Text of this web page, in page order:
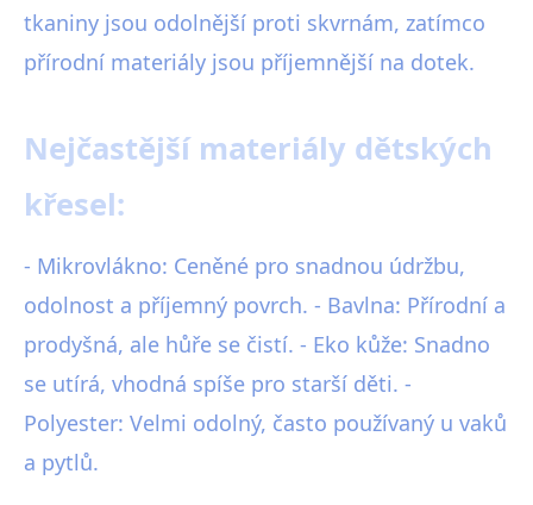
tkaniny jsou odolnější proti skvrnám, zatímco
přírodní materiály jsou příjemnější na dotek.
Nejčastější materiály dětských
křesel:
- Mikrovlákno: Ceněné pro snadnou údržbu,
odolnost a příjemný povrch. - Bavlna: Přírodní a
prodyšná, ale hůře se čistí. - Eko kůže: Snadno
se utírá, vhodná spíše pro starší děti. -
Polyester: Velmi odolný, často používaný u vaků
a pytlů.